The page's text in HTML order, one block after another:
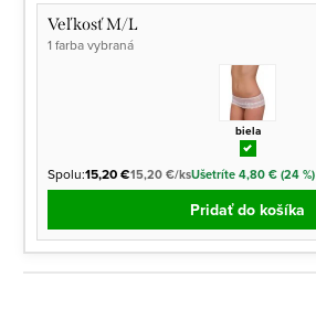
Veľkosť M/L
1 farba vybraná
biela
Spolu:15,20 €15,20 €/ksUšetríte 4,80 € (24 %)
Pridať do košíka